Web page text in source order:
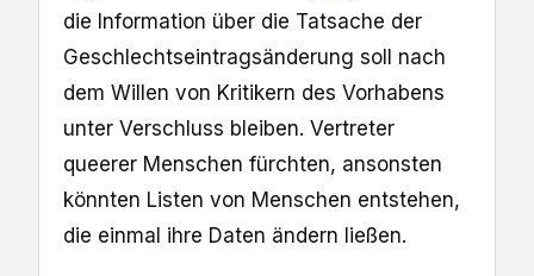
die Information über die Tatsache der
Geschlechtseintragsänderung soll nach
dem Willen von Kritikern des Vorhabens
unter Verschluss bleiben. Vertreter
queerer Menschen fürchten, ansonsten
könnten Listen von Menschen entstehen,
die einmal ihre Daten ändern ließen.